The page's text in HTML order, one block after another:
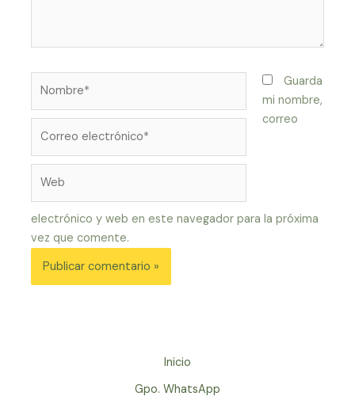
Guarda
mi nombre,
correo
electrónico y web en este navegador para la próxima
vez que comente.
Inicio
Gpo. WhatsApp